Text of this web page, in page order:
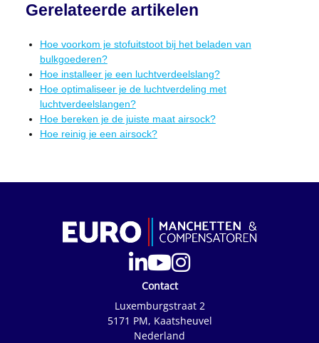
Gerelateerde artikelen
Hoe voorkom je stofuitstoot bij het beladen van
bulkgoederen?
Hoe installeer je een luchtverdeelslang?
Hoe optimaliseer je de luchtverdeling met
luchtverdeelslangen?
Hoe bereken je de juiste maat airsock?
Hoe reinig je een airsock?
Contact
Luxemburgstraat 2
5171 PM, Kaatsheuvel
Nederland